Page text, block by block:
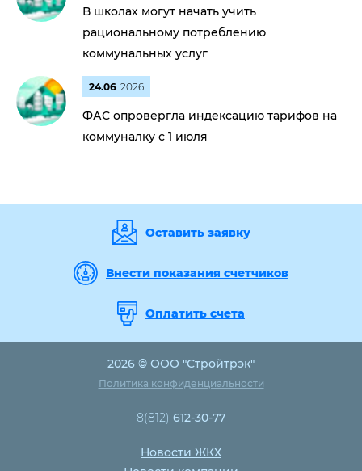
В школах могут начать учить
рациональному потреблению
коммунальных услуг
24.06 2026
ФАС опровергла индексацию тарифов на
коммуналку с 1 июля
Оставить заявку
Внести показания счетчиков
Оплатить счета
2026 © ООО "Стройтрэк"
Политика конфиденциальности
8(812) 612-30-77
Новости ЖКХ